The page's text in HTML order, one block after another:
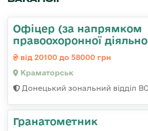
Офіцер (за напрямком
правоохоронної
від 20100 до 58000 грн
Краматорськ
Донецький зональний відділ
Гранатометник